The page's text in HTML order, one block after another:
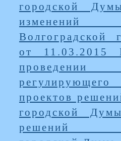
городской
Волгоградской
от
проектов
городской
решений